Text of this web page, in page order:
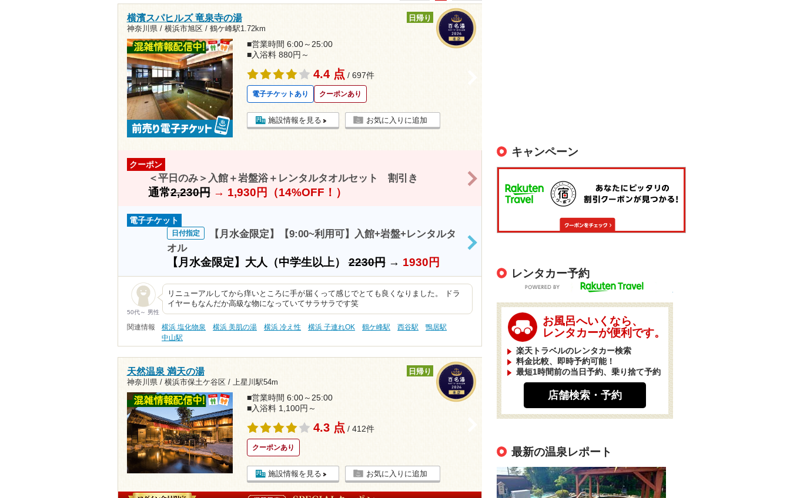
横濱スパヒルズ 竜泉寺の湯
神奈川県 / 横浜市旭区 / 鶴ケ峰駅1.72km
日帰り
■営業時間 6:00～25:00
■入浴料 880円～
4.4 点 / 697件
電子チケットあり クーポンあり
施設情報を見る お気に入りに追加
クーポン
＜平日のみ＞入館＋岩盤浴＋レンタルタオルセット 割引き
通常2,230円→ 1,930円（14%OFF！）
電子チケット
日付指定
【月水金限定】【9:00~利用可】入館+岩盤+レンタルタ
オル
【月水金限定】大人（中学生以上）2230円→ 1930円
>
50代～ 男性
リニューアルしてから痒いところに手が届くって感じでとても良くなりました。 ドラ
イヤーもなんだか高級な物になっていてサラサラです笑
関連情報 横浜 塩化物泉 横浜 美肌の湯 横浜 冷え性 横浜 子連れOK 鶴ケ峰駅 西谷駅
鴨居駅
中山駅
天然温泉 満天の湯
神奈川県 / 横浜市保土ケ谷区 / 上星川駅54m
日帰り
■営業時間 6:00～25:00
■入浴料 1,100円～
4.3 点 / 412件
クーポンあり
施設情報を見る お気に入りに追加
キャンペーン
レンタカー予約
お風呂へいくなら、
レンタカーが便利です。
楽天トラベルのレンタカー検索
料金比較、即時予約可能！
最短1時間前の当日予約、乗り捨て予約
店舗検索・予約
最新の温泉レポート